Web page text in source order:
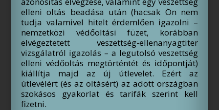
elleni oltás beadása után (hacsak Ön nem
tudja valamivel hitelt érdemlően igazolni –
nemzetközi védőoltási füzet, korábban
elvégeztetett veszettség-ellenanyagtiter
vizsgálatról igazolás – a legutolsó veszettség
elleni védőoltás megtörténtét és időpontját)
kiállítja majd az új útlevelet. Ezért az
útlevélért (és az oltásért) az adott országban
szokásos gyakorlat és tarifák szerint kell
fizetni.